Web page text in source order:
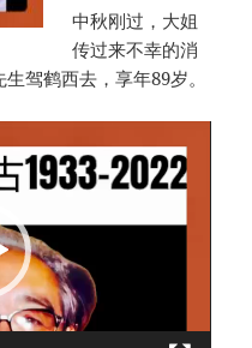
中秋刚过，大姐
传过来不幸的消
驾鹤西去，享年89岁。